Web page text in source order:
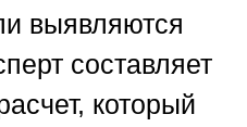
выявляются
составляет
который